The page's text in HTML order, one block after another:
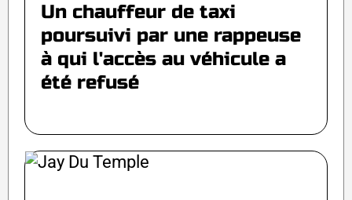
Un chauffeur de taxi
poursuivi par une rappeuse
à qui l'accès au véhicule a
été refusé